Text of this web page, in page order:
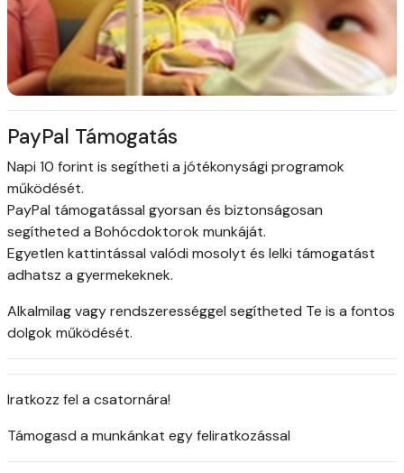
PayPal Támogatás
Napi 10 forint is segítheti a jótékonysági programok
működését.
PayPal támogatással gyorsan és biztonságosan
segítheted a Bohócdoktorok munkáját.
Egyetlen kattintással valódi mosolyt és lelki támogatást
adhatsz a gyermekeknek.
Alkalmilag vagy rendszerességgel segítheted Te is a fontos
dolgok működését.
Iratkozz fel a csatornára!
Támogasd a munkánkat egy feliratkozással